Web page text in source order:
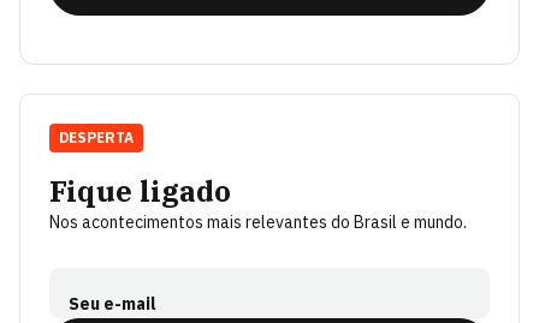
Fique ligado
Nos acontecimentos mais relevantes do Brasil e mundo.
Seu e-mail
DESPERTA